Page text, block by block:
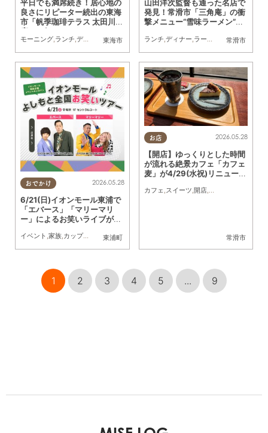
東海市
平日でも満席続き！居心地の
良さにリピーター続出の東海
市「帆季珈琲テラス 太田川
店」に行ってみた
モーニング,ランチ,ディナー ,カフェ スイーツ,行ってみたレポ ,夫婦 カップル,おひと
常滑市
山田洋次監督も通った名店で
発見！常滑市「三角庵」の衝
撃メニュー“雪味ラーメン”と
ランチ,ディナー,ラーメン 行ってみたレポ
おでかけ
東浦町
2026.05.28
6/21(日)イオンモール東浦で
「エバース」「マリーマリ
ー」によるお笑いライブが開
イベント ,家族,カップル おひとりさま
お店
常滑市
2026.05.28
【開店】ゆっくりとした時間
が流れる絶景カフェ「カフェ
麦」が4/29(水祝)リニューア
カフェ,スイーツ,開店,リニューアル
1 2 3 4 5 ... 9